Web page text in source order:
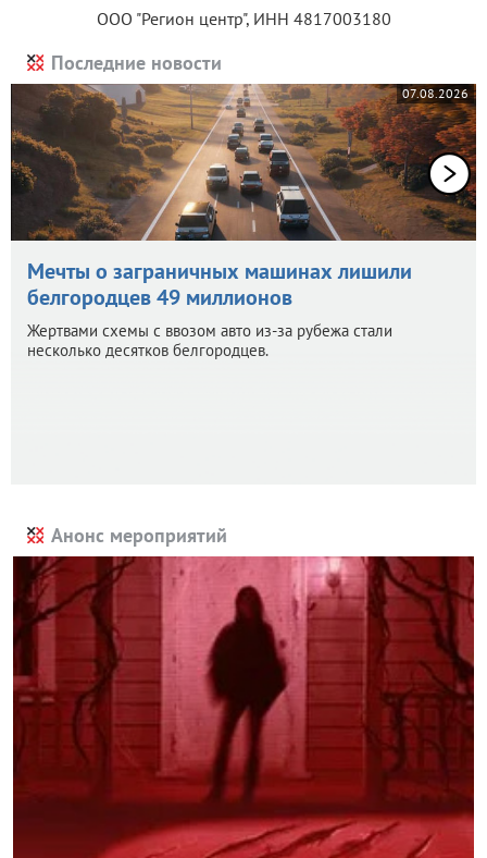
ООО "Регион центр", ИНН 4817003180
Последние новости
07.08.2026
Мечты о заграничных машинах лишили
белгородцев 49 миллионов
Жертвами схемы с ввозом авто из-за рубежа стали
несколько десятков белгородцев.
Анонс мероприятий